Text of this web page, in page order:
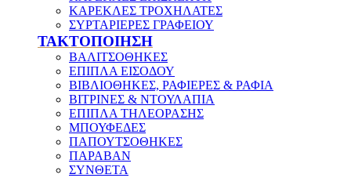
ΚΑΡΕΚΛΕΣ ΤΡΟΧΗΛΑΤΕΣ
ΣΥΡΤΑΡΙΕΡΕΣ ΓΡΑΦΕΙΟΥ
ΤΑΚΤΟΠΟΙΗΣΗ
ΒΑΛΙΤΣΟΘΗΚΕΣ
ΕΠΙΠΛΑ ΕΙΣΟΔΟΥ
ΒΙΒΛΙΟΘΗΚΕΣ, ΡΑΦΙΕΡΕΣ & ΡΑΦΙΑ
ΒΙΤΡΙΝΕΣ & ΝΤΟΥΛΑΠΙΑ
ΕΠΙΠΛΑ ΤΗΛΕΟΡΑΣΗΣ
ΜΠΟΥΦΕΔΕΣ
ΠΑΠΟΥΤΣΟΘΗΚΕΣ
ΠΑΡΑΒΑΝ
ΣΥΝΘΕΤΑ